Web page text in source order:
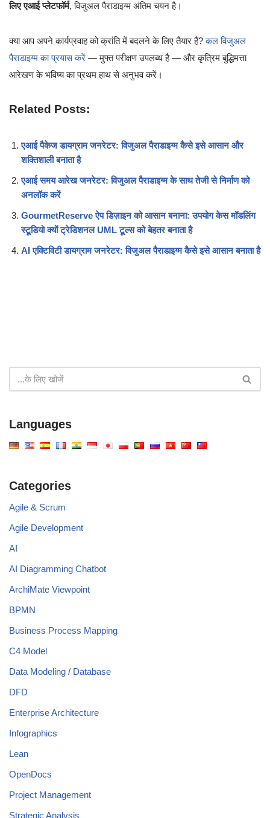
लिए एआई प्लेटफॉर्म, विजुअल पैराडाइग्म अंतिम चयन है।
क्या आप अपने कार्यप्रवाह को क्रांति में बदलने के लिए तैयार हैं?कल विजुअल
पैराडाइग्म का प्रयास करें — मुफ्त परीक्षण उपलब्ध है — और कृत्रिम बुद्धिमत्ता
आरेखण के भविष्य का प्रथम हाथ से अनुभव करें।
Related Posts:
एआई पैकेज डायग्राम जनरेटर: विजुअल पैराडाइग्म कैसे इसे आसान और
शक्तिशाली बनाता है
एआई समय आरेख जनरेटर: विजुअल पैराडाइग्म के साथ तेजी से निर्माण को
अनलॉक करें
GourmetReserve ऐप डिज़ाइन को आसान बनाना: उपयोग केस मॉडलिंग
स्टूडियो क्यों ट्रेडिशनल UML टूल्स को बेहतर बनाता है
AI एक्टिविटी डायग्राम जनरेटर: विजुअल पैराडाइग्म कैसे इसे आसान बनाता है
Languages
Categories
Agile & Scrum
Agile Development
AI
AI Diagramming Chatbot
ArchiMate Viewpoint
BPMN
Business Process Mapping
C4 Model
Data Modeling / Database
DFD
Enterprise Architecture
Infographics
Lean
OpenDocs
Project Management
Strategic Analysis